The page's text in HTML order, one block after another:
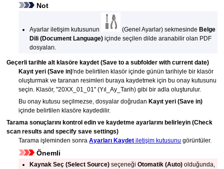
Not
Ayarlar iletişim kutusunun (Genel Ayarlar) sekmesindeBelge
Dili (Document Language) içinde seçilen dilde aranabilir olan PDF
dosyaları.
Geçerli tarihle alt klasöre kaydet (Save to a subfolder with current date)
Kayıt yeri (Save in)'nde belirtilen klasör içinde günün tarihiyle bir klasör
oluşturmak ve taranan resimleri buraya kaydetmek için bu onay kutusunu
seçin. Klasör, "20XX_01_01" (Yıl_Ay_Tarih) gibi bir adla oluşturulur.
Bu onay kutusu seçilmezse, dosyalar doğrudan Kayıt yeri (Save in)
içinde belirtilen klasöre kaydedilir.
Tarama sonuçlarını kontrol edin ve kaydetme ayarlarını belirleyin (Check
scan results and specify save settings)
Tarama işleminden sonraAyarları Kaydet iletişim kutusunu görüntüler.
Önemli
Kaynak Seç (Select Source) seçeneğiOtomatik (Auto) olduğunda,